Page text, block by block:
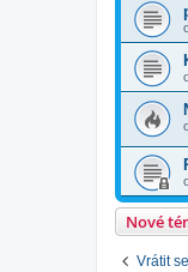
Nové
Vrátit